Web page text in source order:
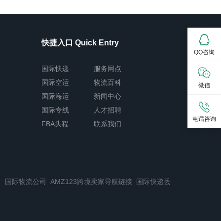
快捷入口 Quick Entry
国际快递
国际空运
国际海运
国际专线
FBA头程
服务网点
物流百科
新闻中心
人才招聘
联系我们
国际物流公司 AMZ123跨境卖家导航链接
国际快递丢
QQ咨询
微信
电话咨询